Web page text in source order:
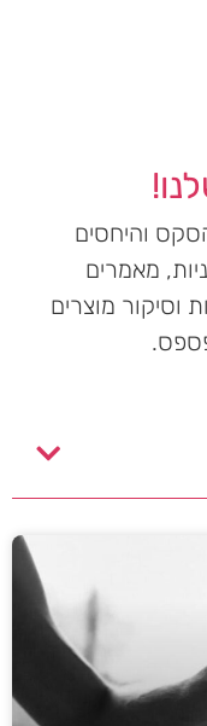
והיחסים
מאמרים
וסיקור מוצרים